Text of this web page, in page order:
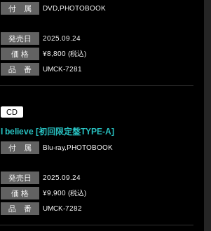
付 属 DVD,PHOTOBOOK
発売日 2025.09.24
価 格 ¥8,800 (税込)
品 番 UMCK-7281
CD
I believe [初回限定盤TYPE-A]
付 属 Blu-ray,PHOTOBOOK
発売日 2025.09.24
価 格 ¥9,900 (税込)
品 番 UMCK-7282